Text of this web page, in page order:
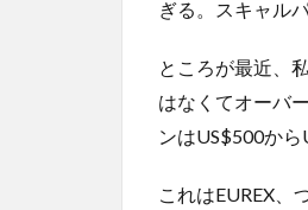
ぎる。スキャル
ところが最近、
はなくてオーバ
ンはUS$500か
これはEUREX、